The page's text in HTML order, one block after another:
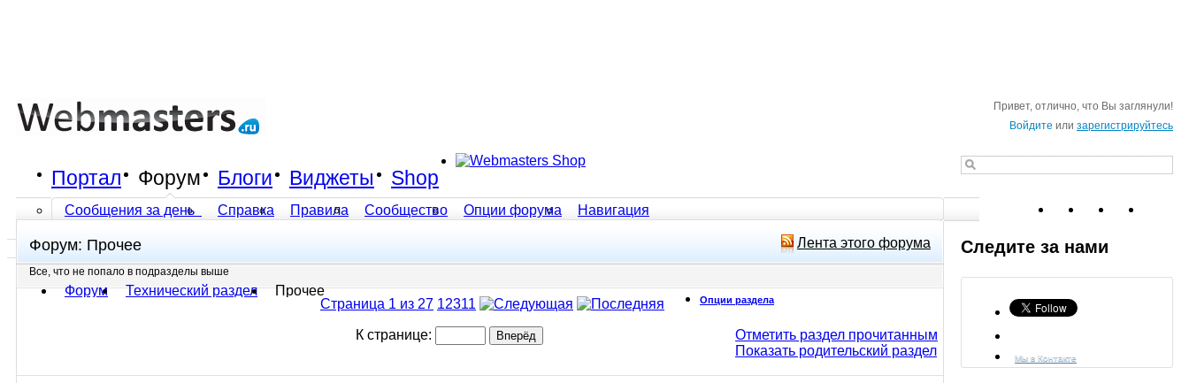
Привет, отлично, что Вы заглянули!
Войдите или зарегистрируйтесь
Портал Форум
Сообщения за день Справка Правила Сообщество Опции форума
Все разделы прочитаны
Навигация
Блоги Виджеты Shop
Форум Технический раздел Прочее
Лента этого форума
Форум: Прочее
Все, что не попало в подразделы выше
Опции раздела
Отметить раздел прочитанным
Показать родительский раздел
Страница 1 из 27 12311
К странице:
Следите за нами
Мы в Контакте